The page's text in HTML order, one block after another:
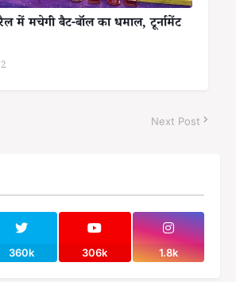
में मचेगी बैट-बॉल का धमाल, टूर्नामेंट
Next Post
360k 306k 1.8k